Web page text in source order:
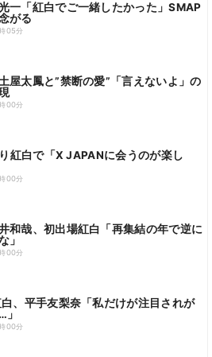
一「紅白でご一緒したかった」SMAP
がる
05分
屋太鳳と”禁断の愛”「言えないよ」の
00分
紅白で「X JAPANに会うのが楽し
00分
和哉、初出場紅白「再集結の年で逆に
」
00分
、平手友梨奈「私だけが注目されが
00分